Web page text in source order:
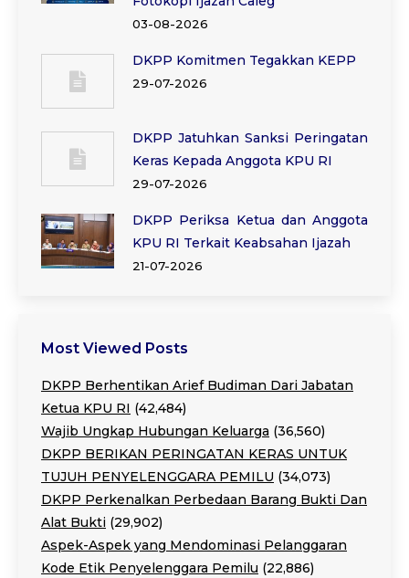
03-08-2026
DKPP Komitmen Tegakkan KEPP
29-07-2026
DKPP Jatuhkan Sanksi Peringatan
Keras Kepada Anggota KPU RI
29-07-2026
DKPP Periksa Ketua dan Anggota
KPU RI Terkait Keabsahan Ijazah
21-07-2026
Most Viewed Posts
DKPP Berhentikan Arief Budiman Dari Jabatan
Ketua KPU RI (42,484)
Wajib Ungkap Hubungan Keluarga (36,560)
DKPP BERIKAN PERINGATAN KERAS UNTUK
TUJUH PENYELENGGARA PEMILU (34,073)
DKPP Perkenalkan Perbedaan Barang Bukti Dan
Alat Bukti (29,902)
Aspek-Aspek yang Mendominasi Pelanggaran
Kode Etik Penyelenggara Pemilu (22,886)